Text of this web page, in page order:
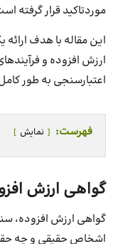
موردتاکید قرار گرفته
این مقاله با هدف
ارزش افزوده و
اعتبارسنجی به طور
فهرست: نمایش
گواهی ارزش
گواهی ارزش افزوده،
اشخاص حقیقی و چه